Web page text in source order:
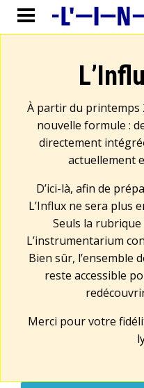
À partir du printemps
nouvelle formule :
directement
actuellement
D’ici-là, afin de
L’Influx ne sera plus
Seuls la
L’instrumentarium
Bien sûr, l’ensemble
reste accessible
Merci pour votre